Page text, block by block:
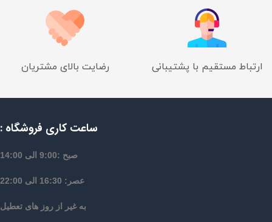
ارتباط مستقیم با پشتیبانی رضایت بالای مشتریان
ساعت کاری فروشگاه :
صبح :9:00 الی 14:00
عصر: 16:30 الی 22:00
به غیر از روز های تعطیل